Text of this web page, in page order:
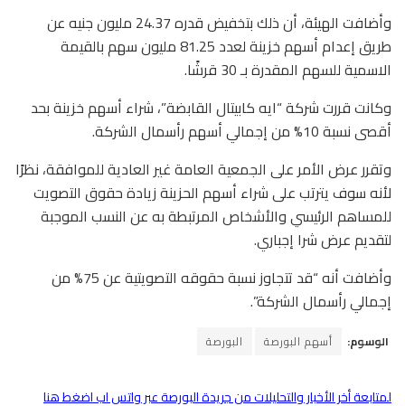
وأضافت الهيئة، أن ذلك بتخفيض قدره 24.37 مليون جنيه عن
طريق إعدام أسهم خزينة لعدد 81.25 مليون سهم بالقيمة
الاسمية للسهم المقدرة بـ 30 قرشًا.
وكانت قررت شركة “ايه كابيتال القابضة”، شراء أسهم خزينة بحد
أقصى نسبة 10% من إجمالي أسهم رأسمال الشركة.
وتقرر عرض الأمر على الجمعية العامة غير العادية للموافقة، نظرًا
لأنه سوف يترتب على شراء أسهم الحزينة زيادة حقوق التصويت
للمساهم الرئيسي والأشخاص المرتبطة به عن النسب الموجبة
لتقديم عرض شرا إجباري.
وأضافت أنه “قد تتجاوز نسبة حقوقه التصويتية عن 75% من
إجمالي رأسمال الشركة”.
الوسوم: أسهم البورصة البورصة
لمتابعة أخر الأخبار والتحليلات من جريدة البورصة عبر واتس اب اضغط هنا